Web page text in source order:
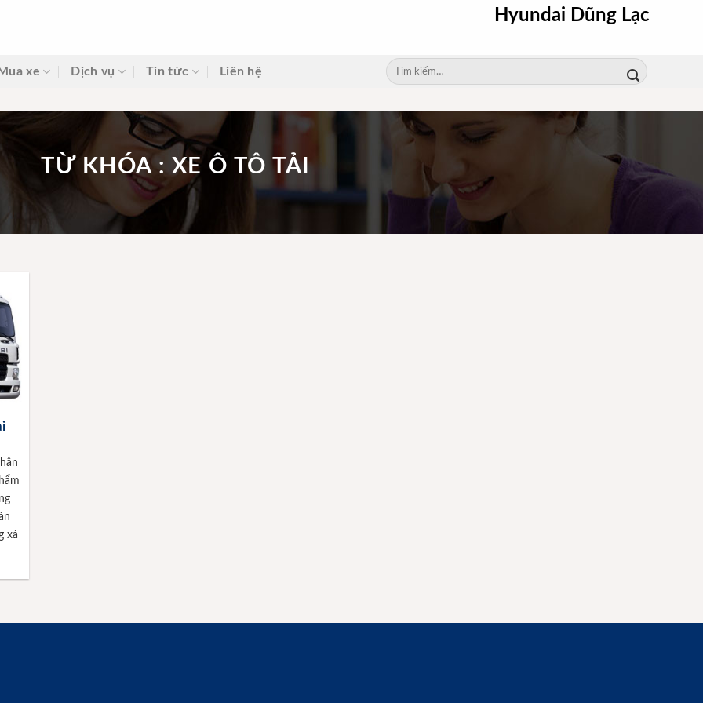
Hyundai Dũng Lạc
Mua xe Dịch vụ Tin tức Liên hệ
Tìm
kiếm:
TỪ KHÓA : XE Ô TÔ TẢI
xá